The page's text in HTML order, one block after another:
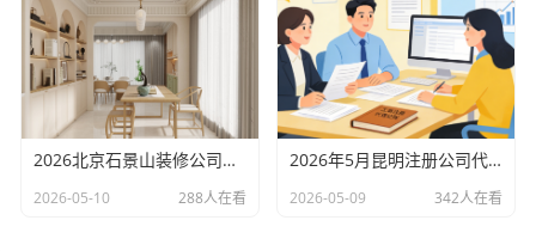
2026北京石景山装修公司口碑排行：老房改造二手房翻新优选评测
2026-05-10 288人在看
2026年5月昆明注册公司代办机构口碑排行，十大财税代理记账机构优选指南
2026-05-09 342人在看